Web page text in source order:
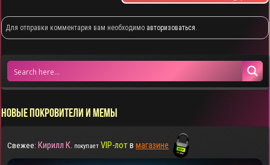
Для отправки комментария вам необходимо авторизоваться.
НОВЫЕ ПОКРОВИТЕЛИ И МЕМЫ
Свежее: Кирилл К. покупает VIP-лотвмагазине